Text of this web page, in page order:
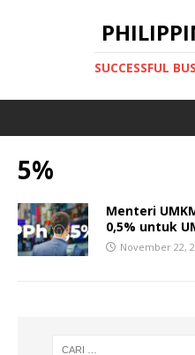
SUCCESSFUL
5%
Menteri
0,5% untuk
November 22,